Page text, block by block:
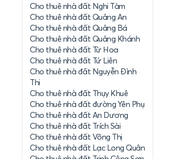
Cho thuê nhà đất Nghi Tàm
Cho thuê nhà đất Quảng An
Cho thuê nhà đất Quảng Bá
Cho thuê nhà đất Quảng Khánh
Cho thuê nhà đất Từ Hoa
Cho thuê nhà đất Tứ Liên
Cho thuê nhà đất Nguyễn Đình
Thi
Cho thuê nhà đất Thụy Khuê
Cho thuê nhà đất đường Yên Phụ
Cho thuê nhà đất An Dương
Cho thuê nhà đất Trích Sài
Cho thuê nhà đất Võng Thị
Cho thuê nhà đất Lạc Long Quân